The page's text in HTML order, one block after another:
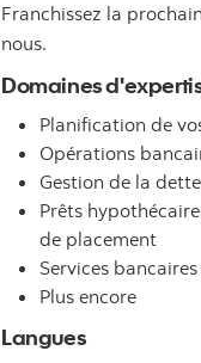
Franchissez la
nous.
Domaines
Planification de
Opérations
Gestion de la
Prêts
de placement
Services
Plus encore
Langues